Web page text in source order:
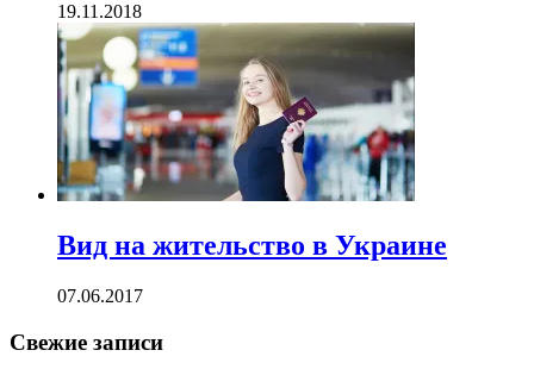
19.11.2018
Вид на жительство в Украине
07.06.2017
Свежие записи